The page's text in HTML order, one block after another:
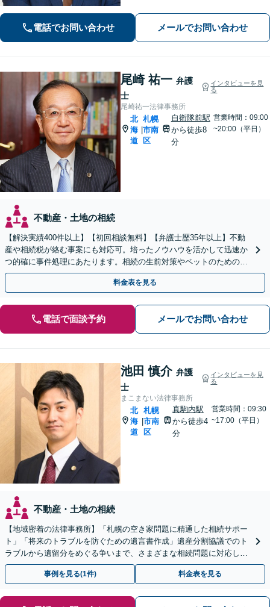
度弁護士にご相談ください。最善の解
決策を共に考えていきましょう。
電話でお問い合わせ メールでお問い合わせ
尾崎 祐一 弁護
士
インタビューを見
る
尾崎祐一法律事務所
北
海
道
|
札幌
市南
区
自衛隊前駅
から徒歩8
分
営業時間：09:00
~20:00（平日）
不動産・土地の相続
【解決実績400件以上】【初回相談無料】【弁護士歴35年以上】不動
産や相続税が絡む事案にも対応可。培ったノウハウを活かして迅速か
つ的確に事件処理にあたります。相続の生前対策やペットのための年
金システムもお任せ【完全個室】【自衛隊前駅8分】
料金表を見る
電話で面談予約 メールでお問い合わせ
池田 慎介 弁護
士
インタビューを見
る
まこまない法律事務所
北
海
道
札幌
市南
区
真駒内駅
から徒歩4
分
営業時間：09:30
~17:00（平日）
不動産・土地の相続
【地域密着の法律事務所】「札幌の空き家問題に精通した相続サポー
ト」「将来のトラブルを防ぐための遺言書作成」遺産分割協議でのト
ラブルから遺留分をめぐる争いまで、さまざまな相続問題に対応して
います「アクセス良好・WEB面談対応で安心の相談」
事例を見る(1件) 料金表を見る